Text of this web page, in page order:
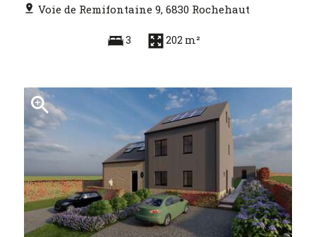
Voie de Remifontaine 9, 6830 Rochehaut
3 202 m²